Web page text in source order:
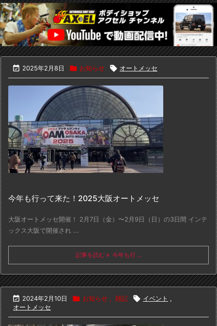
 2025年2月8日  お知らせ  オートメッセ
今年も行って来た！2025大阪オートメッセ
大阪オートメッセ開催！ 2月7日（金）〜2月9日（日）の3日間 インテ
ックス大阪で開催され ...
記事を読む 今年も行 ...
 2024年2月10日  お知らせ , 雑記  イベント ,
オートメッセ